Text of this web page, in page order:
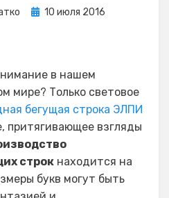
Posted
10 июля 2016
в нашем
мире? Только световое
бегущая строка ЭЛПИ
притягивающее взгляды
строк находится на
букв могут быть